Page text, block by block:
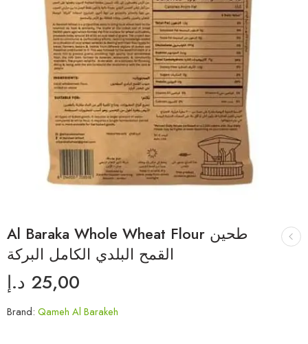
Al Baraka Whole Wheat Flour طحين
القمح البلدي الكامل البركة
25,00 د.إ
Brand: Qameh Al Barakeh